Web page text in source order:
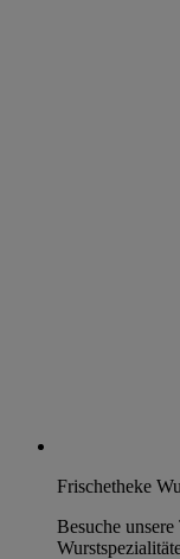
Frischetheke
Besuche